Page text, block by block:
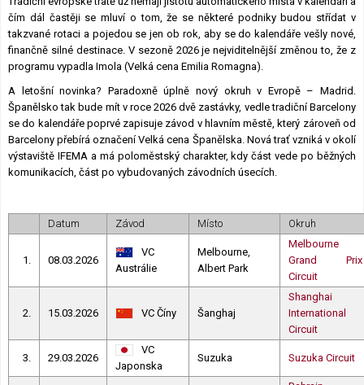
čím dál častěji se mluví o tom, že se některé podniky budou střídat v
takzvané rotaci a pojedou se jen ob rok, aby se do kalendáře vešly nové,
finančně silné destinace. V sezoně 2026 je nejviditelnější změnou to, že z
programu vypadla Imola (Velká cena Emilia Romagna).
A letošní novinka? Paradoxně úplně nový okruh v Evropě – Madrid.
Španělsko tak bude mít v roce 2026 dvě zastávky, vedle tradiční Barcelony
se do kalendáře poprvé zapisuje závod v hlavním městě, který zároveň od
Barcelony přebírá označení Velká cena Španělska. Nová trať vzniká v okolí
výstaviště IFEMA a má poloměstský charakter, kdy část vede po běžných
komunikacích, část po vybudovaných závodních úsecích.
Datum Závod Místo Okruh
1. 08.03.2026
VC
Austrálie
Melbourne,
Albert Park
Melbourne
Grand Prix
Circuit
2. 15.03.2026 VC Číny Šanghaj
Shanghai
International
Circuit
3. 29.03.2026
VC
Japonska
Suzuka Suzuka Circuit